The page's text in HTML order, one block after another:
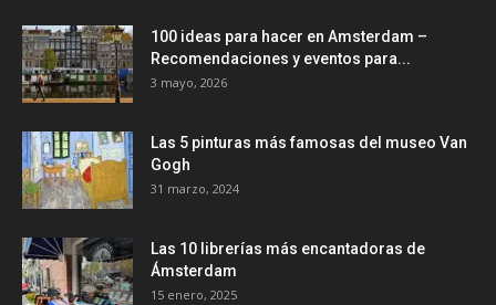
100 ideas para hacer en Amsterdam –
Recomendaciones y eventos para...
3 mayo, 2026
Las 5 pinturas más famosas del museo Van
Gogh
31 marzo, 2024
Las 10 librerías más encantadoras de
Ámsterdam
15 enero, 2025